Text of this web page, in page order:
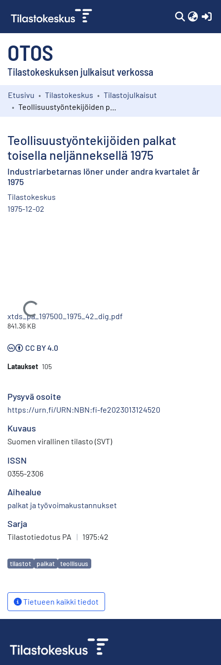
OTOS
Tilastokeskuksen julkaisut verkossa
Kokoelmat
Etusivu Tilastokeskus
Tilastojulkaisut
Teollisuustyöntekijöiden palkat
toisella neljänneksellä 1975
Industriarbetarnas löner under andra kvartalet år
1975
Tilastokeskus
1975-12-02
Ladataan...
xtds_pa_197500_1975_42_dig.pdf
841.36 KB
CC BY 4.0
Lataukset 105
Pysyvä osoite
https://urn.fi/URN:NBN:fi-fe2023013124520
Kuvaus
Suomen virallinen tilasto (SVT)
ISSN
0355-2306
Aihealue
palkat ja työvoimakustannukset
Sarja
Tilastotiedotus PA | 1975:42
Avainsanat
tilastot palkat teollisuus
Tietueen kaikki tiedot